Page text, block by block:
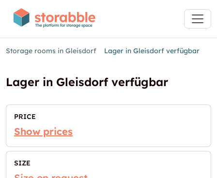
Storage rooms in Gleisdorf Lager in Gleisdorf verfügbar
Lager in Gleisdorf verfügbar
PRICE
Show prices
SIZE